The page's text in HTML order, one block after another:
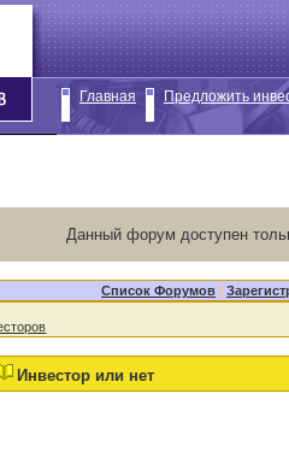
Главная Предложить
Данный форум доступен
Список Форумов |
Инвестор или нет